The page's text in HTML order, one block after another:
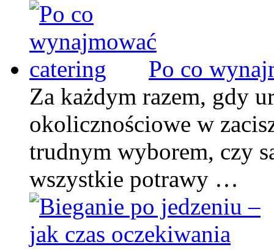
Po co
Za każdym razem, gdy
okolicznościowe w
trudnym wyborem, czy
wszystkie potrawy …